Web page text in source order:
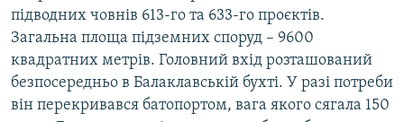
підводних човнів 613-го та 633-го проєктів.
Загальна площа підземних споруд – 9600
квадратних метрів. Головний вхід розташований
безпосередньо в Балаклавській бухті. У разі потреби
він перекривався батопортом, вага якого сягала 150